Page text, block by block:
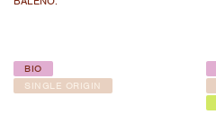
BIO
SINGLE ORIGIN